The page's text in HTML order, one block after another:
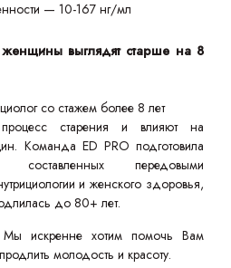
— 10-167 нг/мл
женщины выглядят старше на 8
со стажем более 8 лет
старения и влияют на
Команда ED PRO подготовила
составленных передовыми
и женского здоровья,
до 80+ лет.
Мы искренне хотим помочь Вам
молодость и красоту.